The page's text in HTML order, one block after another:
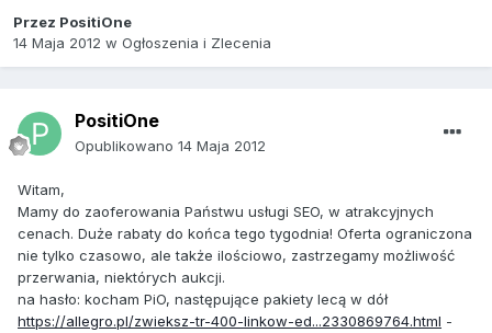
Przez PositiOne
14 Maja 2012 w Ogłoszenia i Zlecenia
PositiOne
Opublikowano 14 Maja 2012
Witam,
Mamy do zaoferowania Państwu usługi SEO, w atrakcyjnych
cenach. Duże rabaty do końca tego tygodnia! Oferta ograniczona
nie tylko czasowo, ale także ilościowo, zastrzegamy możliwość
przerwania, niektórych aukcji.
na hasło: kocham PiO, następujące pakiety lecą w dół
https://allegro.pl/zwieksz-tr-400-linkow-ed...2330869764.html -